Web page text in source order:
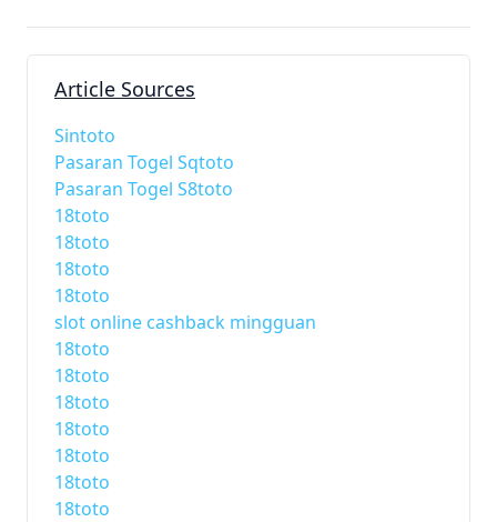
Article Sources
Sintoto
Pasaran Togel Sqtoto
Pasaran Togel S8toto
18toto
18toto
18toto
18toto
slot online cashback mingguan
18toto
18toto
18toto
18toto
18toto
18toto
18toto